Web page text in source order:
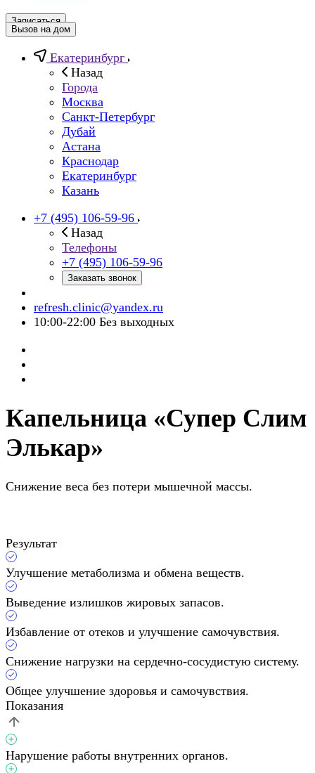
Записаться
Вызов на дом
Екатеринбург
Назад
Города
Москва
Санкт-Петербург
Дубай
Астана
Краснодар
Екатеринбург
Казань
+7 (495) 106-59-96
Назад
Телефоны
+7 (495) 106-59-96
Заказать звонок
refresh.clinic@yandex.ru
10:00-22:00 Без выходных
Капельница «Супер Слим
Элькар»
Снижение веса без потери мышечной массы.
Результат
Улучшение метаболизма и обмена веществ.
Выведение излишков жировых запасов.
Избавление от отеков и улучшение самочувствия.
Снижение нагрузки на сердечно-сосудистую систему.
Общее улучшение здоровья и самочувствия.
Показания
Нарушение работы внутренних органов.